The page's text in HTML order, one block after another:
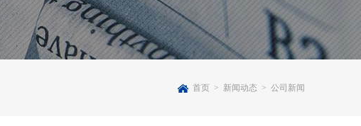
首页 > 新闻动态 > 公司新闻